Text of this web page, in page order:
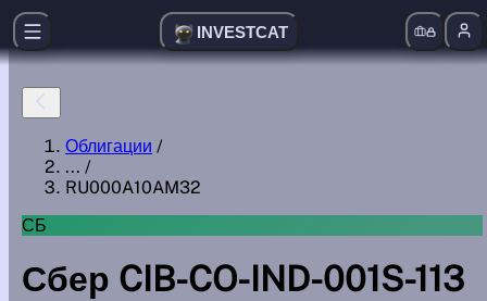
INVESTCAT
Облигации /
... /
RU000A10AM32
СБ
Сбер CIB-CO-IND-001S-113